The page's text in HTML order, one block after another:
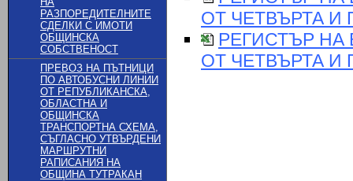
РАЗПОРЕДИТЕЛНИТЕ
СДЕЛКИ С ИМОТИ
ОБЩИНСКА
СОБСТВЕНОСТ
ПРЕВОЗ НА ПЪТНИЦИ
ПО АВТОБУСНИ ЛИНИИ
ОТ РЕПУБЛИКАНСКА,
ОБЛАСТНА И
ОБЩИНСКА
ТРАНСПОРТНА СХЕМА,
СЪГЛАСНО УТВЪРДЕНИ
МАРШРУТНИ
РАПИСАНИЯ НА
ОБЩИНА ТУТРАКАН
ОТ ЧЕТВЪРТА И
РЕГИСТЪР
ОТ ЧЕТВЪРТА И